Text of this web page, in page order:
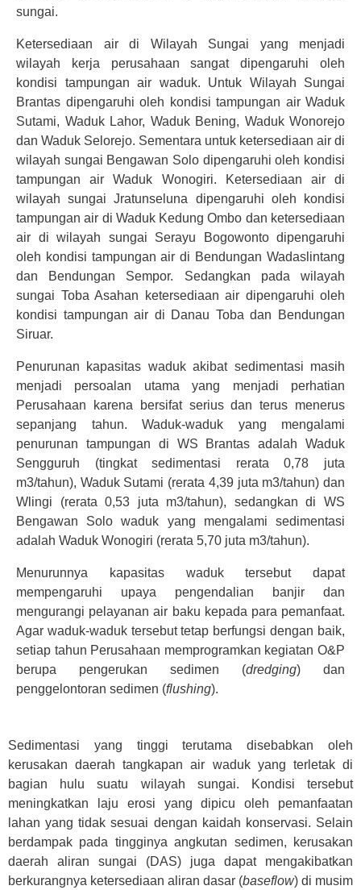
sungai.
Ketersediaan air di Wilayah Sungai yang menjadi
wilayah kerja perusahaan sangat dipengaruhi oleh
kondisi tampungan air waduk. Untuk Wilayah Sungai
Brantas dipengaruhi oleh kondisi tampungan air Waduk
Sutami, Waduk Lahor, Waduk Bening, Waduk Wonorejo
dan Waduk Selorejo. Sementara untuk ketersediaan air di
wilayah sungai Bengawan Solo dipengaruhi oleh kondisi
tampungan air Waduk Wonogiri. Ketersediaan air di
wilayah sungai Jratunseluna dipengaruhi oleh kondisi
tampungan air di Waduk Kedung Ombo dan ketersediaan
air di wilayah sungai Serayu Bogowonto dipengaruhi
oleh kondisi tampungan air di Bendungan Wadaslintang
dan Bendungan Sempor. Sedangkan pada wilayah
sungai Toba Asahan ketersediaan air dipengaruhi oleh
kondisi tampungan air di Danau Toba dan Bendungan
Siruar.
Penurunan kapasitas waduk akibat sedimentasi masih
menjadi persoalan utama yang menjadi perhatian
Perusahaan karena bersifat serius dan terus menerus
sepanjang tahun. Waduk-waduk yang mengalami
penurunan tampungan di WS Brantas adalah Waduk
Sengguruh (tingkat sedimentasi rerata 0,78 juta
m3/tahun), Waduk Sutami (rerata 4,39 juta m3/tahun) dan
Wlingi (rerata 0,53 juta m3/tahun), sedangkan di WS
Bengawan Solo waduk yang mengalami sedimentasi
adalah Waduk Wonogiri (rerata 5,70 juta m3/tahun).
Menurunnya kapasitas waduk tersebut dapat
mempengaruhi upaya pengendalian banjir dan
mengurangi pelayanan air baku kepada para pemanfaat.
Agar waduk-waduk tersebut tetap berfungsi dengan baik,
setiap tahun Perusahaan memprogramkan kegiatan O&P
berupa pengerukan sedimen (dredging) dan
penggelontoran sedimen (flushing).
Sedimentasi yang tinggi terutama disebabkan oleh
kerusakan daerah tangkapan air waduk yang terletak di
bagian hulu suatu wilayah sungai. Kondisi tersebut
meningkatkan laju erosi yang dipicu oleh pemanfaatan
lahan yang tidak sesuai dengan kaidah konservasi. Selain
berdampak pada tingginya angkutan sedimen, kerusakan
daerah aliran sungai (DAS) juga dapat mengakibatkan
berkurangnya ketersediaan aliran dasar (baseflow) di musim